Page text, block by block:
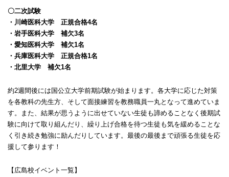
〇二次試験
・川崎医科大学 正規合格4名
・岩手医科大学 補欠3名
・愛知医科大学 補欠1名
・兵庫医科大学 正規合格1名
・北里大学 補欠1名
約2週間後には国公立大学前期試験が始まります。各大学に応じた対策
を各教科の先生方、そして面接練習を教務職員一丸となって進めていま
す。また、結果が思うように出せていない生徒も諦めることなく後期試
験に向けて取り組んだり、繰り上げ合格を待つ生徒も気を緩めることな
く引き続き勉強に励んだりしています。最後の最後まで頑張る生徒を応
援して参ります！
【広島校イベント一覧】